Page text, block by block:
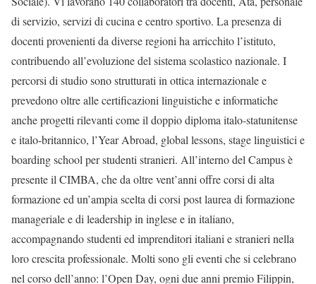
di servizio, servizi di cucina e centro sportivo. La presenza di
docenti provenienti da diverse regioni ha arricchito l’istituto,
contribuendo all’evoluzione del sistema scolastico nazionale. I
percorsi di studio sono strutturati in ottica internazionale e
prevedono oltre alle certificazioni linguistiche e informatiche
anche progetti rilevanti come il doppio diploma italo-statunitense
e italo-britannico, l’Year Abroad, global lessons, stage linguistici e
boarding school per studenti stranieri. All’interno del Campus è
presente il CIMBA, che da oltre vent’anni offre corsi di alta
formazione ed un’ampia scelta di corsi post laurea di formazione
manageriale e di leadership in inglese e in italiano,
accompagnando studenti ed imprenditori italiani e stranieri nella
loro crescita professionale. Molti sono gli eventi che si celebrano
nel corso dell’anno: l’Open Day, ogni due anni premio Filippin,